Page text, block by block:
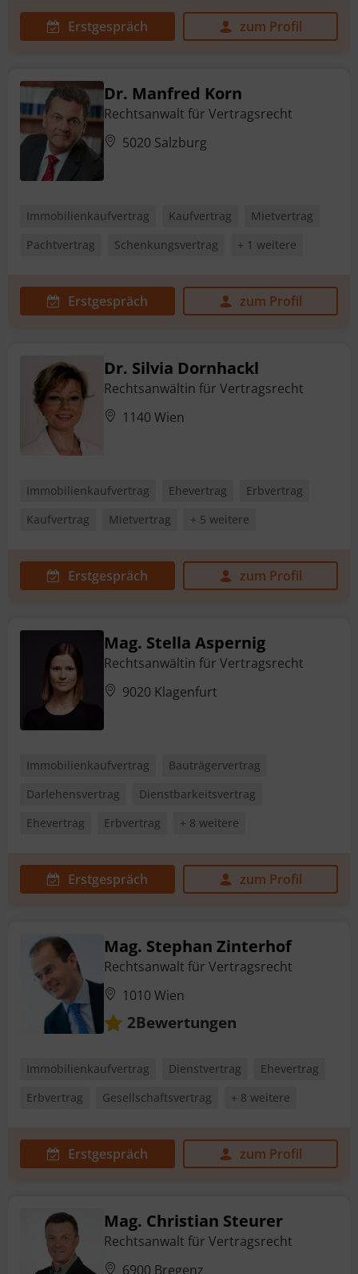
Erstgespräch zum Profil
Dr. Manfred Korn
Rechtsanwalt für Vertragsrecht
5020 Salzburg
Immobilienkaufvertrag Kaufvertrag
Mietvertrag
Pachtvertrag
Schenkungsvertrag + 1 weitere
Erstgespräch zum Profil
Dr. Silvia Dornhackl
Rechtsanwältin für Vertragsrecht
1140 Wien
Immobilienkaufvertrag Ehevertrag
Erbvertrag
Kaufvertrag
Mietvertrag + 5 weitere
Erstgespräch zum Profil
Mag. Stella Aspernig
Rechtsanwältin für Vertragsrecht
9020 Klagenfurt
Immobilienkaufvertrag
Bauträgervertrag
Darlehensvertrag
Dienstbarkeitsvertrag
Ehevertrag
Erbvertrag + 8 weitere
Erstgespräch zum Profil
Mag. Stephan Zinterhof
Rechtsanwalt für Vertragsrecht
1010 Wien
2Bewertungen
Immobilienkaufvertrag Dienstvertrag
Ehevertrag
Erbvertrag
Gesellschaftsvertrag + 8 weitere
Erstgespräch zum Profil
Mag. Christian Steurer
Rechtsanwalt für Vertragsrecht
6900 Bregenz